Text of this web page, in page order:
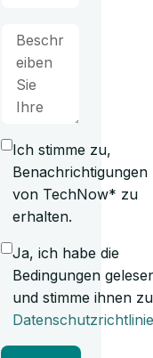
Ich stimme zu,
Benachrichtigungen
von TechNow* zu
erhalten.
Ja, ich habe die
Bedingungen
und stimme ihnen
Datenschutzrichtlinie